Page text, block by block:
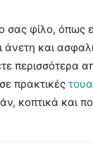
σας φίλο, όπως
και
περισσότερα
πρακτικές
κοπτικά και